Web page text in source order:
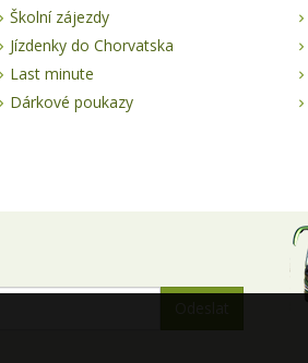
Školní zájezdy
Jízdenky do Chorvatska
Last minute
Dárkové poukazy